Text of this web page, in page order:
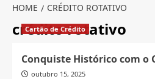
HOME CRÉDITO ROTATIVO
crédito rotativo
Cartão de Crédito
Conquiste Histórico com o
outubro 15, 2025